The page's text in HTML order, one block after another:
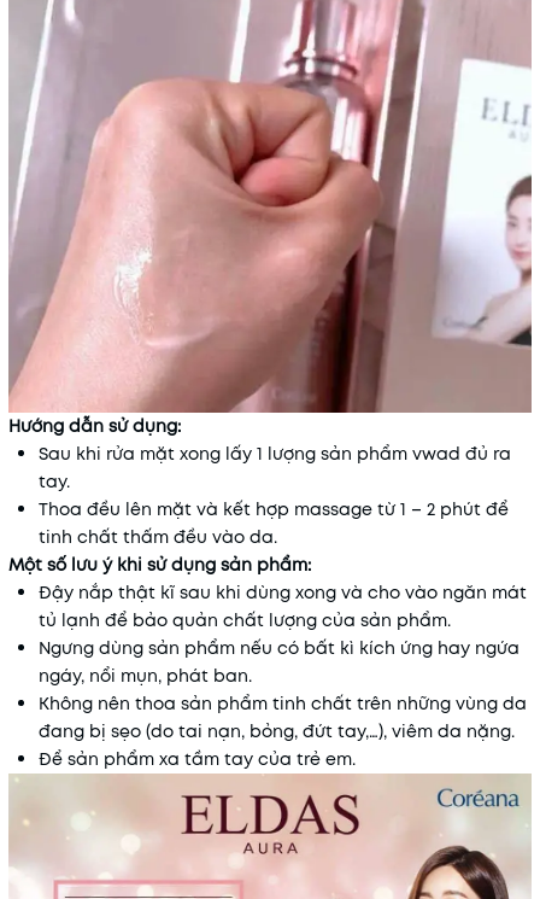
Hướng dẫn sử dụng:
Sau khi rửa mặt xong lấy 1 lượng sản phẩm vwad đủ ra
tay.
Thoa đều lên mặt và kết hợp massage từ 1 – 2 phút để
tinh chất thấm đều vào da.
Một số lưu ý khi sử dụng sản phẩm:
Đậy nắp thật kĩ sau khi dùng xong và cho vào ngăn mát
tủ lạnh để bảo quản chất lượng của sản phẩm.
Ngưng dùng sản phẩm nếu có bất kì kích ứng hay ngứa
ngáy, nổi mụn, phát ban.
Không nên thoa sản phẩm tinh chất trên những vùng da
đang bị sẹo (do tai nạn, bỏng, đứt tay,…), viêm da nặng.
Để sản phẩm xa tầm tay của trẻ em.